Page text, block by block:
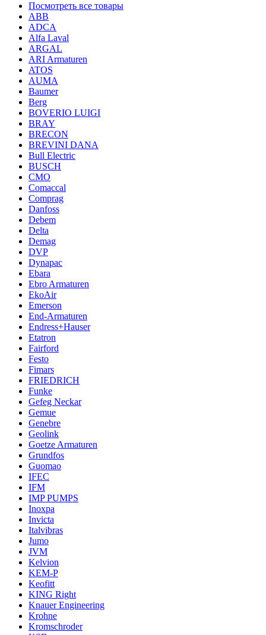
Посмотреть все товары
ABB
ADCA
Alfa Laval
ARGAL
ARI Armaturen
ATOS
AUMA
Baumer
Berg
BOVERIO LUIGI
BRAY
BRECON
BREVINI DANA
Bull Electric
BUSCH
CMO
Comaccal
Comprag
Danfoss
Debem
Delta
Demag
DVP
Dynapac
Ebara
Ebro Armaturen
EkoAir
Emerson
End-Armaturen
Endress+Hauser
Etatron
Fairford
Festo
Fimars
FRIEDRICH
Funke
Gefeg Neckar
Gemue
Genebre
Geolink
Goetze Armaturen
Grundfos
Guomao
IFEC
IFM
IMP PUMPS
Inoxpa
Invicta
Italvibras
Jumo
JVM
Kelvion
KEM-P
Keofitt
KING Right
Knauer Engineering
Krohne
Kromschroder